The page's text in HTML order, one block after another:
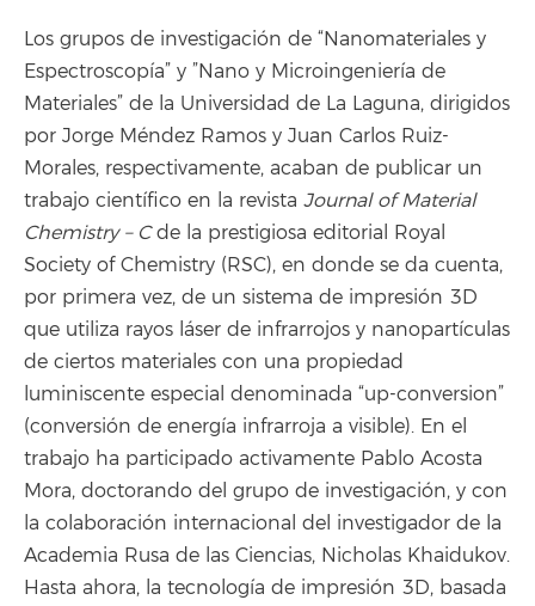
Los grupos de investigación de “Nanomateriales y
Espectroscopía” y ”Nano y Microingeniería de
Materiales” de la Universidad de La Laguna, dirigidos
por Jorge Méndez Ramos y Juan Carlos Ruiz-
Morales, respectivamente, acaban de publicar un
trabajo científico en la revista Journal of Material
Chemistry – Cde la prestigiosa editorial Royal
Society of Chemistry (RSC), en donde se da cuenta,
por primera vez, de un sistema de impresión 3D
que utiliza rayos láser de infrarrojos y nanopartículas
de ciertos materiales con una propiedad
luminiscente especial denominada “up-conversion”
(conversión de energía infrarroja a visible). En el
trabajo ha participado activamente Pablo Acosta
Mora, doctorando del grupo de investigación, y con
la colaboración internacional del investigador de la
Academia Rusa de las Ciencias, Nicholas Khaidukov.
Hasta ahora, la tecnología de impresión 3D, basada